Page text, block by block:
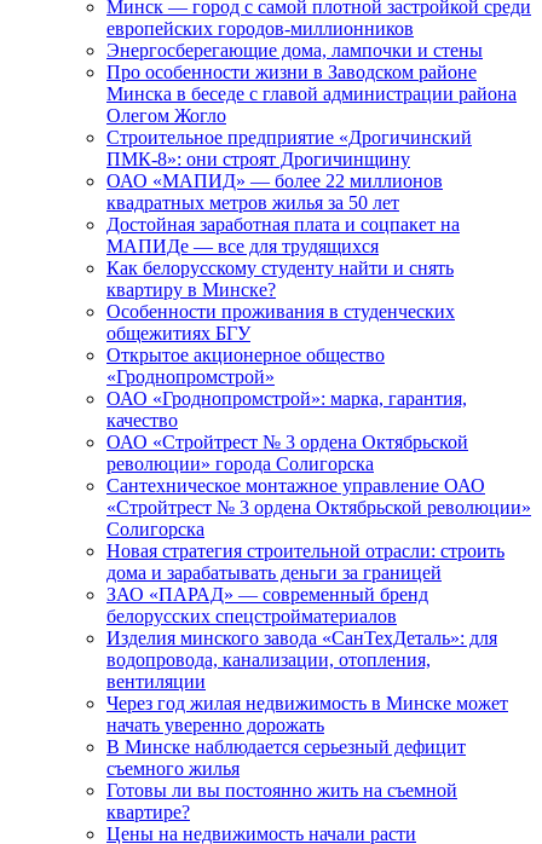
Минск — город с самой плотной застройкой среди
европейских городов-миллионников
Энергосберегающие дома, лампочки и стены
Про особенности жизни в Заводском районе
Минска в беседе с главой администрации района
Олегом Жогло
Строительное предприятие «Дрогичинский
ПМК-8»: они строят Дрогичинщину
ОАО «МАПИД» — более 22 миллионов
квадратных метров жилья за 50 лет
Достойная заработная плата и соцпакет на
МАПИДе — все для трудящихся
Как белорусскому студенту найти и снять
квартиру в Минске?
Особенности проживания в студенческих
общежитиях БГУ
Открытое акционерное общество
«Гроднопромстрой»
ОАО «Гроднопромстрой»: марка, гарантия,
качество
ОАО «Стройтрест № 3 ордена Октябрьской
революции» города Солигорска
Сантехническое монтажное управление ОАО
«Стройтрест № 3 ордена Октябрьской революции»
Солигорска
Новая стратегия строительной отрасли: строить
дома и зарабатывать деньги за границей
ЗАО «ПАРАД» — современный бренд
белорусских спецстройматериалов
Изделия минского завода «СанТехДеталь»: для
водопровода, канализации, отопления,
вентиляции
Через год жилая недвижимость в Минске может
начать уверенно дорожать
В Минске наблюдается серьезный дефицит
съемного жилья
Готовы ли вы постоянно жить на съемной
квартире?
Цены на недвижимость начали расти